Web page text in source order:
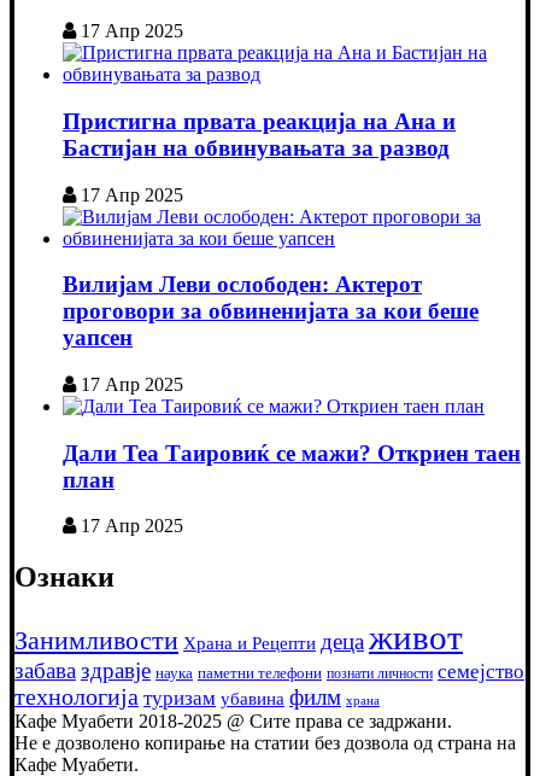
17 Апр 2025
Пристигна првата реакција на Ана и
Бастијан на обвинувањата за развод
17 Апр 2025
Вилијам Леви ослободен: Актерот
проговори за обвиненијата за кои беше
уапсен
17 Апр 2025
Дали Теа Таировиќ се мажи? Откриен таен
план
17 Апр 2025
Ознаки
Занимливости Храна и Рецепти децаживот
забаваздравје наука паметни телефони познати личности семејство
технологија туризам убавина филм храна
Кафе Муабети 2018-2025 @ Сите права се задржани.
Не е дозволено копирање на статии без дозвола од страна на
Кафе Муабети.